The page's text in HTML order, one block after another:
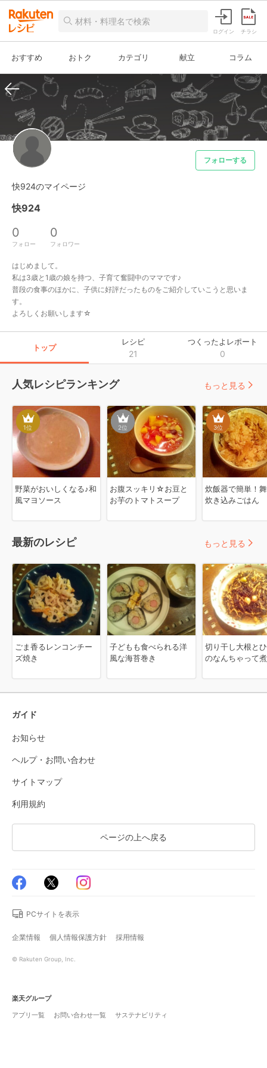
ログイン チラシ
おすすめ おトク カテゴリ 献立 コラム
フォローする
快924のマイページ
快924
0
フォロー
0
フォロワー
はじめまして。
私は3歳と1歳の娘を持つ、子育て奮闘中のママです♪
普段の食事のほかに、子供に好評だったものをご紹介していこうと思いま
す。
よろしくお願いします☆
トップ
レシピ
21
つくったよレポート
0
人気レシピランキング
1位
野菜がおいしくなる♪和
風マヨソース
2位
お腹スッキリ☆お豆と
お芋のトマトスープ
3位
炊飯器で簡単！
炊き込みごはん
もっと見る
最新のレシピ
ごま香るレンコンチー
ズ焼き
子どもも食べられる洋
風な海苔巻き
切り干し大根と
のなんちゃって
もっと見る
ガイド
お知らせ
ヘルプ・お問い合わせ
サイトマップ
利用規約
ページの上へ戻る
PCサイトを表示
企業情報 個人情報保護方針 採用情報
© Rakuten Group, Inc.
楽天グループ
アプリ一覧
お問い合わせ一覧 サステナビリティ